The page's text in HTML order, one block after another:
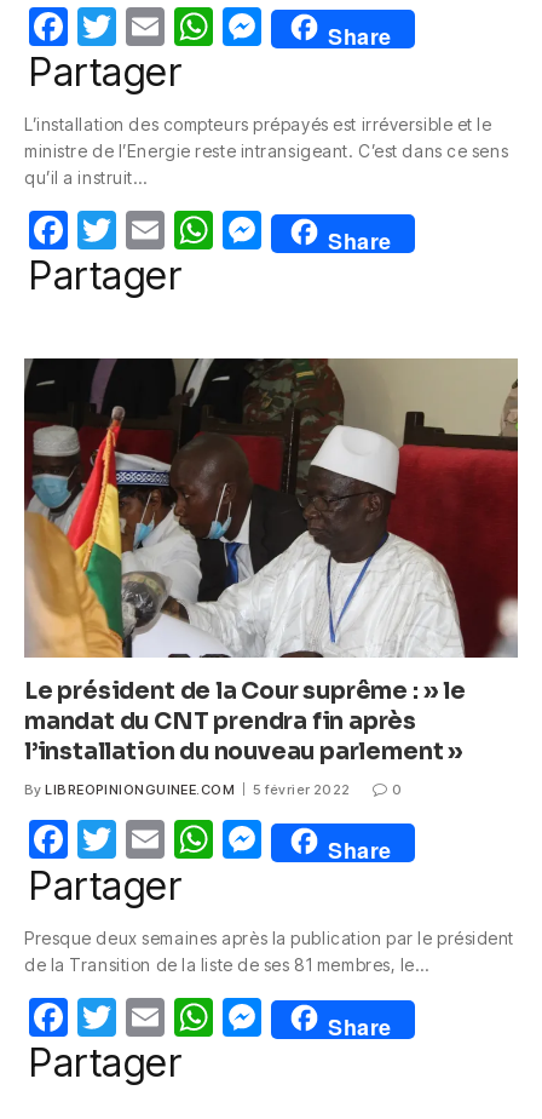
F
a
e
b
o
o
k
T
w
itt
er
E
m
W
s
p
p
M
e
e
g
er
Share
Partager
L’installation des compteurs prépayés est irréversible et le
ministre de l’Energie reste intransigeant. C’est dans ce sens
qu’il a instruit…
F
a
e
b
o
o
k
T
w
itt
er
E
m
W
s
A
p
p
M
e
e
n
g
er
Share
Partager
Le président de la Cour suprême : » le
mandat du CNT prendra fin après
l’installation du nouveau parlement »
By LIBREOPINIONGUINEE.COM 5 février 2022 0
F
a
e
b
o
o
T
w
itt
er
E
m
W
s
A
p
M
e
e
n
g
Share
Partager
Presque deux semaines après la publication par le président
de la Transition de la liste de ses 81 membres, le…
F
a
T
w
itt
E
m
W M
e
Share
Partager